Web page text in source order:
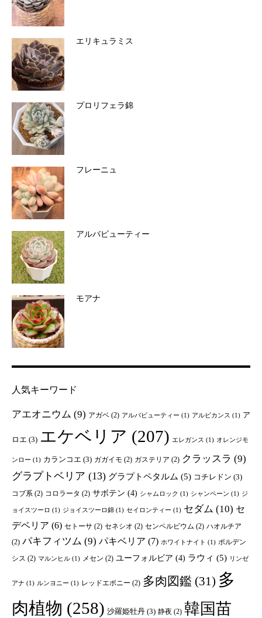
エリキュラミス
プロリフェラ錦
フレーニュ
アルバビューティー
モアナ
人気キーワード
アエオニウム (9) アガベ (2) アルバビューティー (1) アルビカンス (1) ア
ロエ (3) エケベリア (207) エレガンス (1) オレンジモ
ンロー (1) カランコエ (3) ガガイモ (2) ガステリア (2) クラッスラ (9)
グラプトベリア (13) グラプトペタルム (5) コチレドン (3)
コブ系 (2) コロラータ (2) サボテン (4) シャムロック (1) シャンペーン (1) ジ
ョイスツーロ (1) ジョイスツーロ錦 (1) セイロンティー (1) セダム (10) セ
デベリア (6) セトーサ (2) セネシオ (2) センペルビウム (2) ハオルチア
(2) パキフィツム (9) パキベリア (7) ホワイトナイト (1) ポルデン
シス (2) マルンヒル (1) メセン (2) ユーフォルビア (4) ラウィ (5) リンゼ
アナ (1) ルンヨニー (1) レッドエボニー (2) 多肉図鑑 (31) 多
肉植物 (258) 沙羅姫牡丹 (3) 静夜 (2) 韓国苗